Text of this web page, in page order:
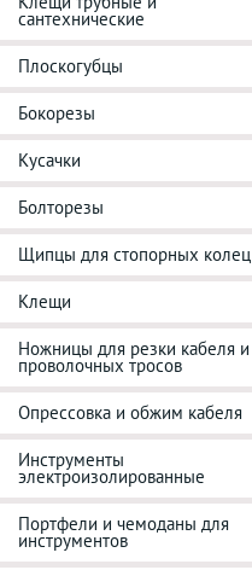
сантехнические
Плоскогубцы
Бокорезы
Кусачки
Болторезы
Щипцы для стопорных колец
Клещи
Ножницы для резки кабеля и
проволочных тросов
Опрессовка и обжим кабеля
Инструменты
электроизолированные
Портфели и чемоданы для
инструментов